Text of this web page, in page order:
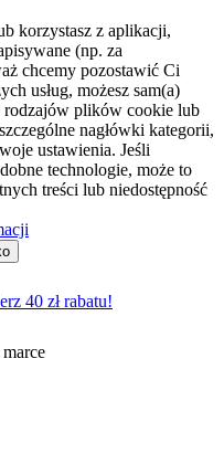
korzystasz z aplikacji,
(np. za
chcemy pozostawić Ci
usług, możesz sam(a)
rodzajów plików cookie lub
nagłówki kategorii,
ustawienia. Jeśli
technologie, może to
treści lub niedostępność
40 zł rabatu!